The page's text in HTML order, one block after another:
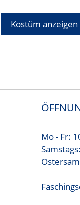
Kostüm anzeigen
Mo - Fr: